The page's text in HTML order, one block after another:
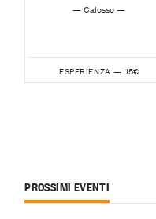
— Calosso —
ESPERIENZA — 15€
PROSSIMI EVENTI